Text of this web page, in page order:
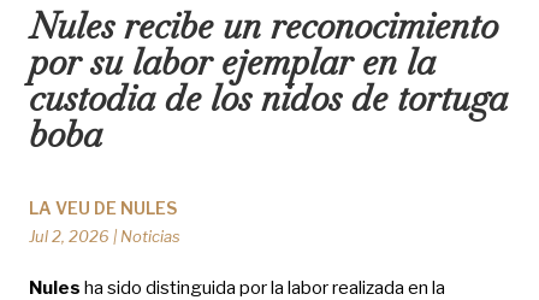
Nules recibe un reconocimiento
por su labor ejemplar en la
custodia de los nidos de tortuga
boba
LA VEU DE NULES
Jul 2, 2026 | Noticias
Nules ha sido distinguida por la labor realizada en la